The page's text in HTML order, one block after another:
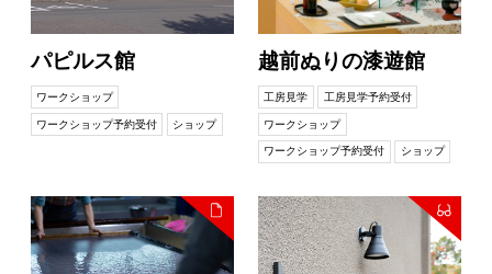
パピルス館
ワークショップ
ワークショップ予約受付 ショップ
越前ぬりの漆遊館
工房見学 工房見学予約受付
ワークショップ
ワークショップ予約受付 ショップ